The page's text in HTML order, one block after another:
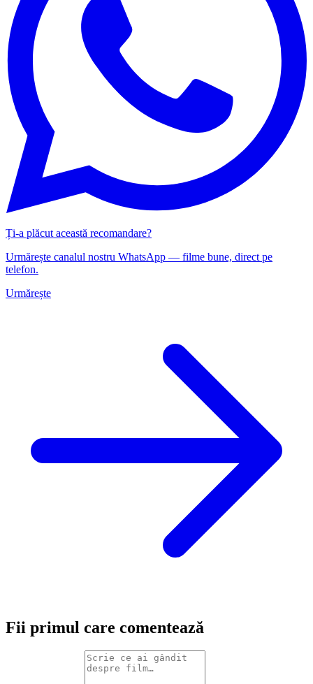
Ți-a plăcut această recomandare?
Urmărește canalul nostru WhatsApp — filme bune, direct pe
telefon.
Urmărește
Fii primul care comentează